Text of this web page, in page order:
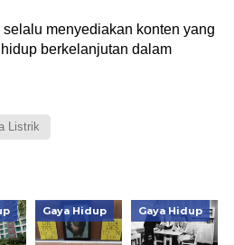
selalu menyediakan konten yang
berkelanjutan dalam
Listrik
Gaya Hidup Gaya Hidup